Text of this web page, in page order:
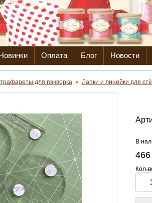
Оплата Блог Новости
для пэчворка » Лапки и линейки для
В
466
Кол-